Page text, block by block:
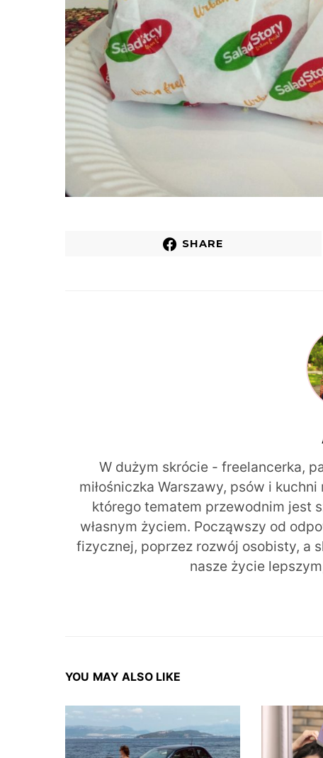
SHARE
W dużym skrócie - freelancerka,
miłośniczka Warszawy, psów i
którego tematem przewodnim jest
własnym życiem. Począwszy od
fizycznej, poprzez rozwój osobisty, a
nasze życie
YOU MAY ALSO LIKE